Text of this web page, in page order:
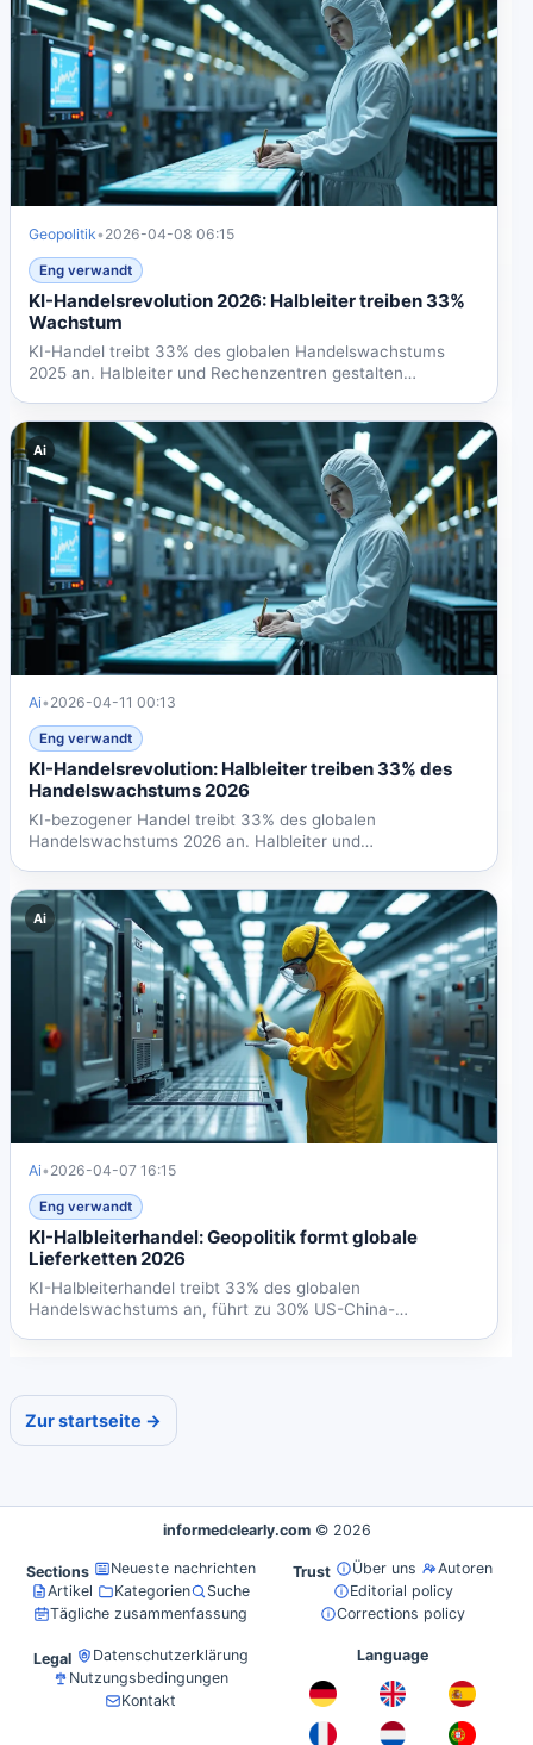
Geopolitik• 2026-04-08 06:15
Eng verwandt
KI-Handelsrevolution 2026: Halbleiter treiben 33%
Wachstum
KI-Handel treibt 33% des globalen Handelswachstums
2025 an. Halbleiter und Rechenzentren gestalten
Ai
Ai• 2026-04-11 00:13
Eng verwandt
KI-Handelsrevolution: Halbleiter treiben 33% des
Handelswachstums 2026
KI-bezogener Handel treibt 33% des globalen
Handelswachstums 2026 an. Halbleiter und
Ai
Ai• 2026-04-07 16:15
Eng verwandt
KI-Halbleiterhandel: Geopolitik formt globale
Lieferketten 2026
KI-Halbleiterhandel treibt 33% des globalen
Handelswachstums an, führt zu 30% US-China-
Zur startseite →
informedclearly.com © 2026
Sections
Neueste nachrichten
Artikel
Kategorien
Suche
Tägliche zusammenfassung
Trust Über uns
Autoren
Editorial policy
Corrections policy
Legal
Datenschutzerklärung
Nutzungsbedingungen
Kontakt
Language